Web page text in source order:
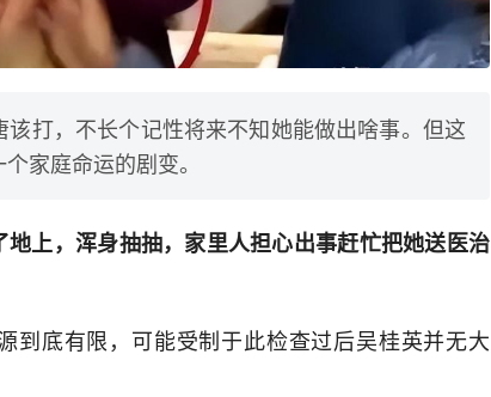
打，不长个记性将来不知她能做出啥事。但这
家庭命运的剧变。
上，浑身抽抽，家里人担心出事赶忙把她送医治
到底有限，可能受制于此检查过后吴桂英并无大